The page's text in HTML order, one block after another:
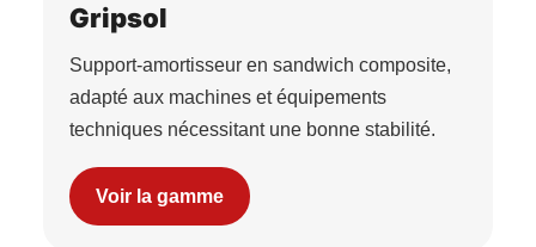
Gripsol
Support-amortisseur en sandwich composite,
adapté aux machines et équipements
techniques nécessitant une bonne stabilité.
Voir la gamme